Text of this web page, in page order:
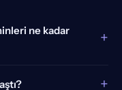
ne kadar
+
+